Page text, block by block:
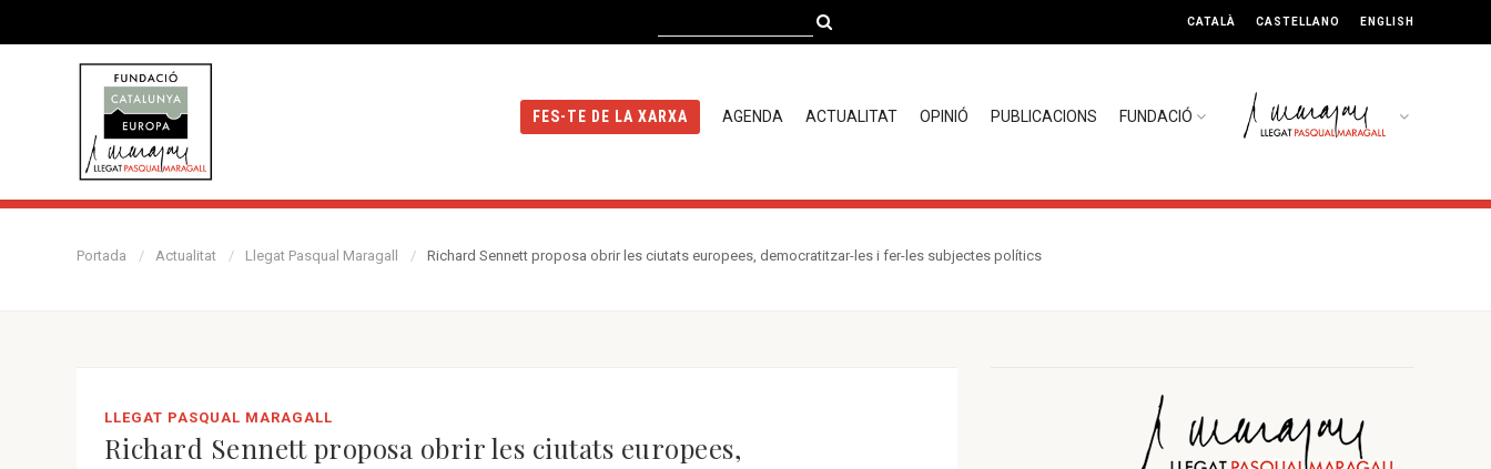
CATALÀ CASTELLANO ENGLISH
FES-TE DE LA XARXA AGENDA ACTUALITAT OPINIÓ PUBLICACIONS FUNDACIÓ
Portada Actualitat Llegat Pasqual Maragall Richard Sennett proposa obrir les ciutats europees, democratitzar-les i fer-les subjectes polítics
LLEGAT PASQUAL MARAGALL
Richard Sennett proposa obrir les ciutats europees,